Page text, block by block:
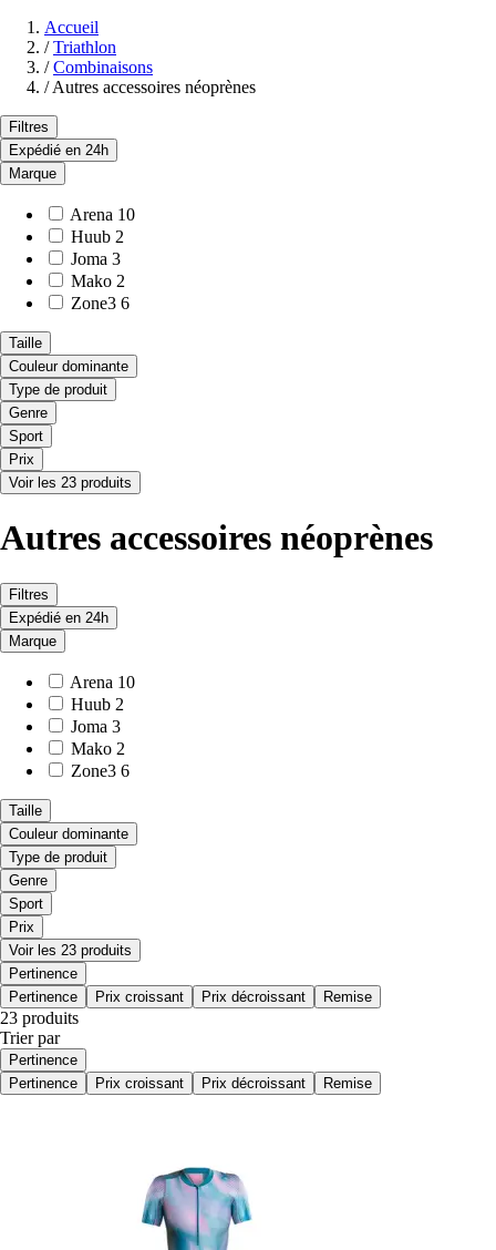
Accueil
/ Triathlon
/ Combinaisons
/ Autres accessoires néoprènes
Filtres
Expédié en 24h
Marque
Arena 10
Huub 2
Joma 3
Mako 2
Zone3 6
Taille
Couleur dominante
Type de produit
Genre
Sport
Prix
Voir les 23 produits
Autres accessoires néoprènes
Filtres
Expédié en 24h
Marque
Arena 10
Huub 2
Joma 3
Mako 2
Zone3 6
Taille
Couleur dominante
Type de produit
Genre
Sport
Prix
Voir les 23 produits
Pertinence
Pertinence
Prix croissant Prix décroissant Remise
23 produits
Trier par
Pertinence
Pertinence
Prix croissant Prix décroissant Remise